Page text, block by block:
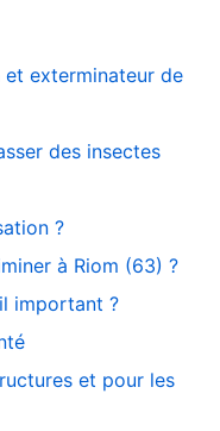
exterminateur de
des insectes
?
à Riom (63) ?
important ?
et pour les